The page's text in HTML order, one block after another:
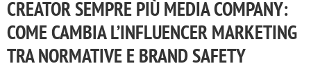
CREATOR SEMPRE PIÙ MEDIA COMPANY:
COME CAMBIA L’INFLUENCER MARKETING
TRA NORMATIVE E BRAND SAFETY